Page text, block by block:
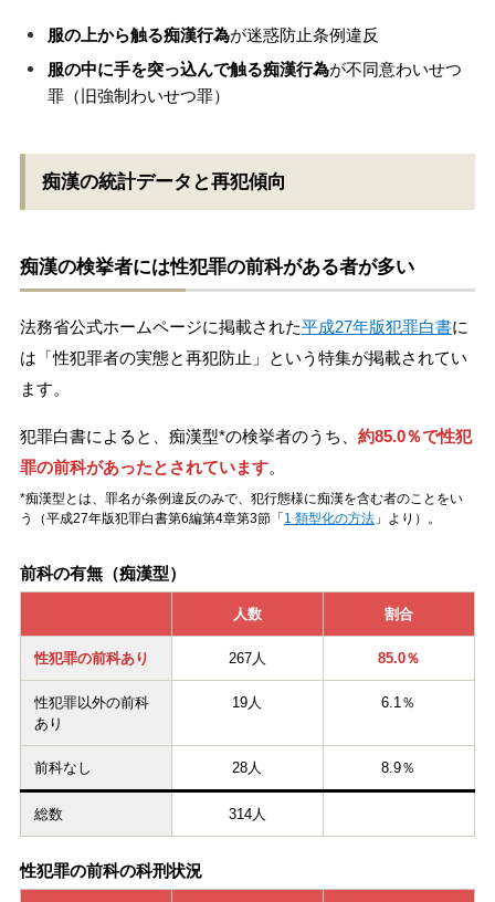
服の上から触る痴漢行為が迷惑防止条例違反
服の中に手を突っ込んで触る痴漢行為が不同意わいせつ
罪（旧強制わいせつ罪）
痴漢の統計データと再犯傾向
痴漢の検挙者には性犯罪の前科がある者が多い
法務省公式ホームページに掲載された平成27年版犯罪白書に
は「性犯罪者の実態と再犯防止」という特集が掲載されてい
ます。
犯罪白書によると、痴漢型*の検挙者のうち、 約85.0％で性犯
罪の前科があったとされています。
*痴漢型とは、罪名が条例違反のみで、犯行態様に痴漢を含む者のことをい
う（平成27年版犯罪白書第6編第4章第3節「1 類型化の方法」より）。
前科の有無（痴漢型）
人数 割合
性犯罪の前科あり 267人 85.0％
性犯罪以外の前科
あり
19人 6.1％
前科なし 28人 8.9％
総数 314人
性犯罪の前科の科刑状況